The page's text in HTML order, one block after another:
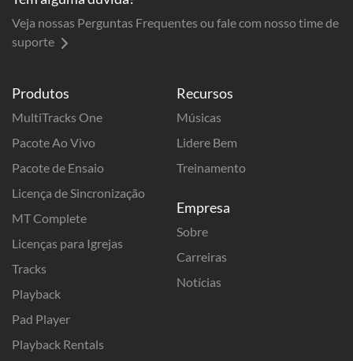
Produtos
MultiTracks One
Pacote Ao Vivo
Pacote de Ensaio
Licença de Sincronização
MT Complete
Licenças para Igrejas
Tracks
Playback
Pad Player
Playback Rentals
Recursos
Músicas
Lidere Bem
Treinamento
Empresa
Sobre
Carreiras
Notícias
Veja nossas Perguntas Frequentes ou fale com nosso time de
suporte